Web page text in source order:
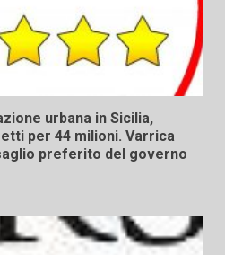
urbana in Sicilia,
per 44 milioni. Varrica
preferito del governo